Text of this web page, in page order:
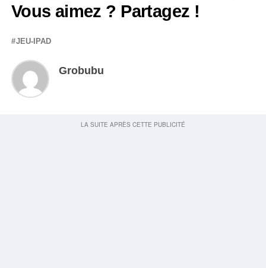
Vous aimez ? Partagez !
JEU-IPAD
Grobubu